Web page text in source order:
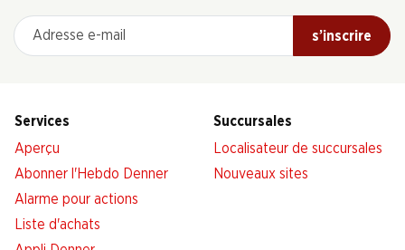
Adresse e-mail
s’inscrire
Services
Aperçu
Abonner l'Hebdo Denner
Alarme pour actions
Liste d'achats
Succursales
Localisateur de succursales
Nouveaux sites